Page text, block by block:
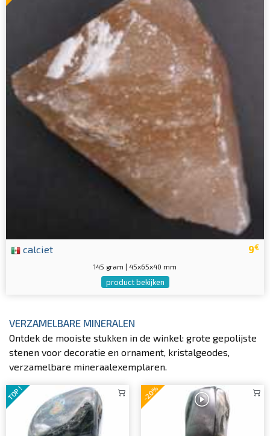
9€
calciet
145 gram | 45x65x40 mm
product bekijken
VERZAMELBARE MINERALEN
Ontdek de mooiste stukken in de winkel: grote gepolijste
stenen voor decoratie en ornament, kristalgeodes,
verzamelbare mineraalexemplaren.
TOP ! -20%